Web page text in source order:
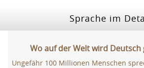
Sprache im
Wo auf der Welt wird Deutsch
Ungefähr 100 Millionen Menschen